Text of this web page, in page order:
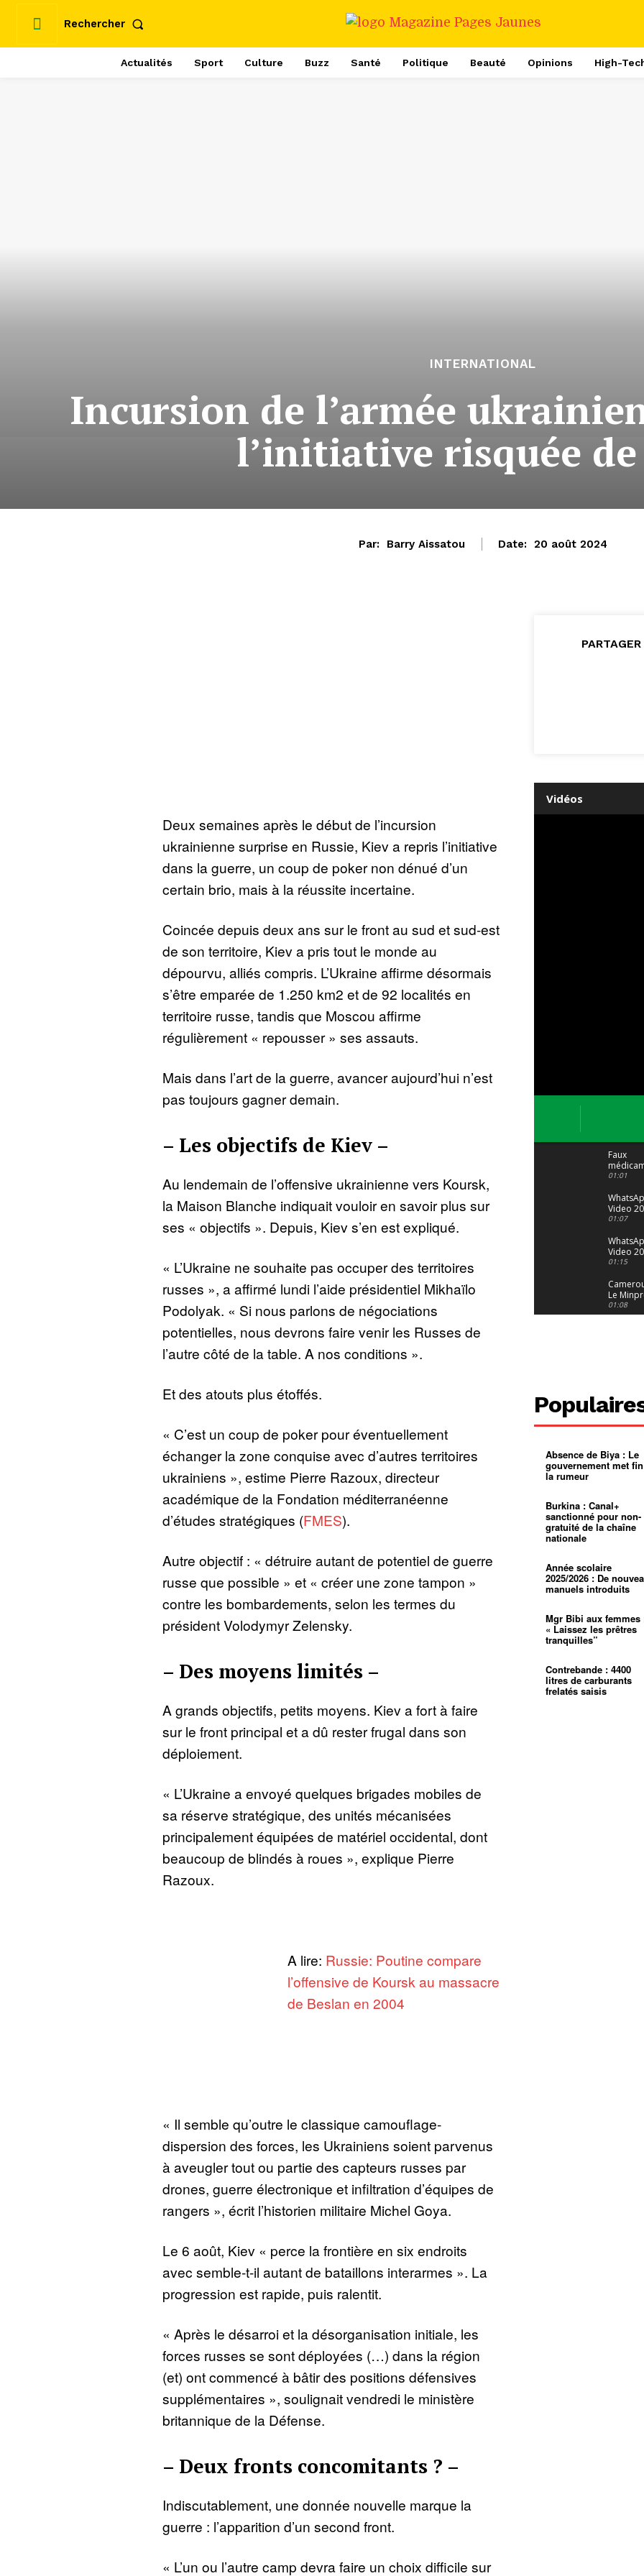
Rechercher
Actualités Sport Culture Buzz Santé Politique Beauté Opinions High-
INTERNATIONAL
Incursion de l’armée
l’initiative risquée
Par: Barry Aissatou Date: 20 août 2024
Deux semaines après le début de l’incursion
ukrainienne surprise en Russie, Kiev a repris l’initiative
dans la guerre, un coup de poker non dénué d’un
certain brio, mais à la réussite incertaine.
Coincée depuis deux ans sur le front au sud et sud-est
de son territoire, Kiev a pris tout le monde au
dépourvu, alliés compris. L’Ukraine affirme désormais
s’être emparée de 1.250 km2 et de 92 localités en
territoire russe, tandis que Moscou affirme
régulièrement « repousser » ses assauts.
Mais dans l’art de la guerre, avancer aujourd’hui n’est
pas toujours gagner demain.
– Les objectifs de Kiev –
Au lendemain de l’offensive ukrainienne vers Koursk,
la Maison Blanche indiquait vouloir en savoir plus sur
ses « objectifs ». Depuis, Kiev s’en est expliqué.
« L’Ukraine ne souhaite pas occuper des territoires
russes », a affirmé lundi l’aide présidentiel Mikhaïlo
Podolyak. « Si nous parlons de négociations
potentielles, nous devrons faire venir les Russes de
l’autre côté de la table. A nos conditions ».
Et des atouts plus étoffés.
« C’est un coup de poker pour éventuellement
échanger la zone conquise avec d’autres territoires
ukrainiens », estime Pierre Razoux, directeur
académique de la Fondation méditerranéenne
d’études stratégiques (FMES).
Autre objectif : « détruire autant de potentiel de guerre
russe que possible » et « créer une zone tampon »
contre les bombardements, selon les termes du
président Volodymyr Zelensky.
– Des moyens limités –
A grands objectifs, petits moyens. Kiev a fort à faire
sur le front principal et a dû rester frugal dans son
déploiement.
« L’Ukraine a envoyé quelques brigades mobiles de
sa réserve stratégique, des unités mécanisées
principalement équipées de matériel occidental, dont
beaucoup de blindés à roues », explique Pierre
Razoux.
A lire: Russie: Poutine compare
l’offensive de Koursk au massacre
de Beslan en 2004
« Il semble qu’outre le classique camouflage-
dispersion des forces, les Ukrainiens soient parvenus
à aveugler tout ou partie des capteurs russes par
drones, guerre électronique et infiltration d’équipes de
rangers », écrit l’historien militaire Michel Goya.
Le 6 août, Kiev « perce la frontière en six endroits
avec semble-t-il autant de bataillons interarmes ». La
progression est rapide, puis ralentit.
« Après le désarroi et la désorganisation initiale, les
forces russes se sont déployées (…) dans la région
(et) ont commencé à bâtir des positions défensives
supplémentaires », soulignait vendredi le ministère
britannique de la Défense.
– Deux fronts concomitants ? –
Indiscutablement, une donnée nouvelle marque la
guerre : l’apparition d’un second front.
« L’un ou l’autre camp devra faire un choix difficile sur
PARTAGER
Vidéos
Faux
: Le trafic
malgré
01:01
Video
04 at 15
01:07
Video
29 at 12
01:15
Le
alerte
dérives
01:08
grandes
pluies
Échec au
Le père
pasteur
L’État
d’or
Croyance
religieuse
Entre
bricolage
mentale
01:12
mettra-t-
au
Absence de Biya : Le
gouvernement met
la rumeur
Burkina : Canal+
sanctionné pour non-
gratuité de la chaîne
nationale
Année scolaire
2025/2026 : De
manuels introduits
Mgr Bibi aux femmes
« Laissez les prêtres
tranquilles”
Contrebande : 4400
litres de carburants
frelatés saisis